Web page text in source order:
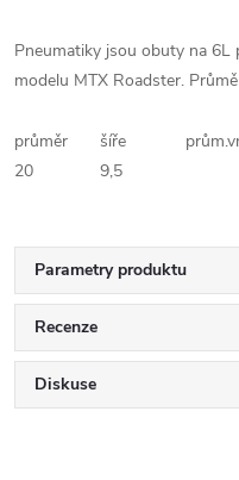
Pneumatiky jsou obuty na
modelu MTX Roadster.
průměr šíře
20
9,5
Parametry produktu
Recenze
Diskuse